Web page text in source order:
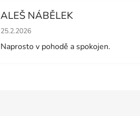
ALEŠ NÁBĚLEK
Hodnocení obchodu je 5 z 5 hvězdiček.
25.2.2026
Naprosto v pohodě a spokojen.